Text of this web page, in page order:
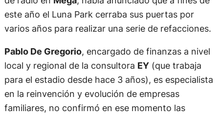
este año el Luna Park cerraba sus puertas por
varios años para realizar una serie de refacciones.
Pablo De Gregorio, encargado de finanzas a nivel
local y regional de la consultora EY(que trabaja
para el estadio desde hace 3 años), es especialista
en la reinvención y evolución de empresas
familiares, no confirmó en ese momento las